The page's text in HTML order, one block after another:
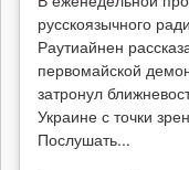
русскоязычного
Раутиайнен
первомайской
затронул
Украине с точки
Послушать...